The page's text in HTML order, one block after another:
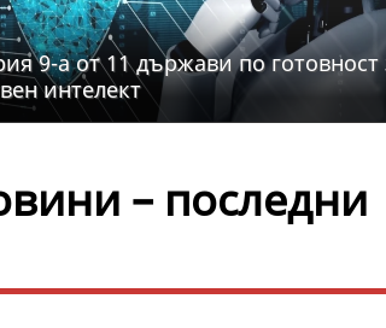
9-а от 11 държави по готовност
интелект
– последни